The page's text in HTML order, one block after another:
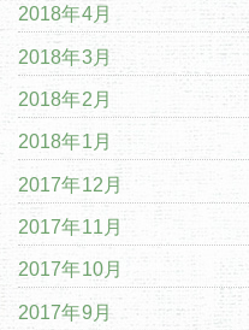
2018年4月
2018年3月
2018年2月
2018年1月
2017年12月
2017年11月
2017年10月
2017年9月